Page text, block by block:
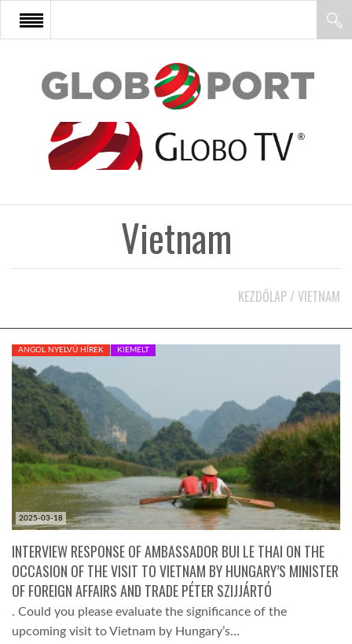
FŐOLDAL
AFRIKA
KÖZEL-KELET
AUSZTRÁLIA
A VILÁG ITTHON
GLOBOTV BP
Vietnam
KEZDŐLAP / VIETNAM
2025-03-18
ANGOL NYELVŰ HÍREK KIEMELT
INTERVIEW RESPONSE OF AMBASSADOR BUI LE THAI ON THE
OCCASION OF THE VISIT TO VIETNAM BY HUNGARY’S MINISTER
OF FOREIGN AFFAIRS AND TRADE PÉTER SZIJJÁRTÓ
. Could you please evaluate the significance of the
upcoming visit to Vietnam by Hungary’s…